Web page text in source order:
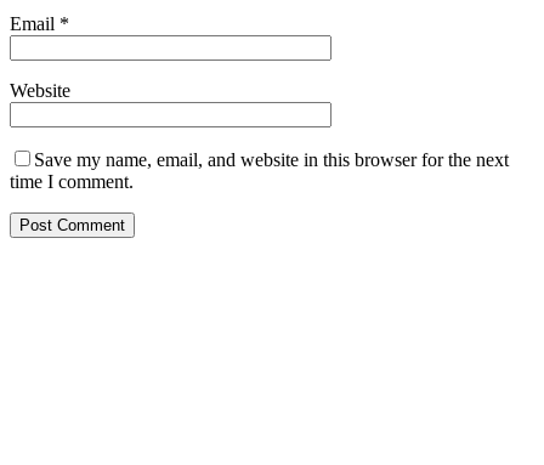
Email *
Website
Save my name, email, and website in this browser for the next
time I comment.